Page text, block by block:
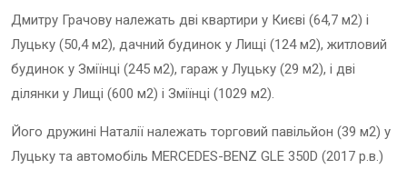
Дмитру Грачову належать дві квартири у Києві (64,7 м2) і
Луцьку (50,4 м2), дачний будинок у Лищі (124 м2), житловий
будинок у Зміїнці (245 м2), гараж у Луцьку (29 м2), і дві
ділянки у Лищі (600 м2) і Зміїнці (1029 м2).
Його дружині Наталії належать торговий павільйон (39 м2) у
Луцьку та автомобіль MERCEDES-BENZ GLE 350D (2017 р.в.)